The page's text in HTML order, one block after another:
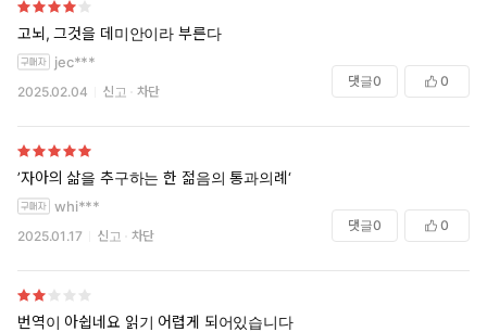
고뇌, 그것을 데미안이라 부른다
jec***
2025.02.04 신고 차단
댓글0 0
’자아의 삶을 추구하는 한 젊음의 통과의례‘
whi***
2025.01.17 신고 차단
댓글0 0
번역이 아쉽네요 읽기 어렵게 되어있습니다